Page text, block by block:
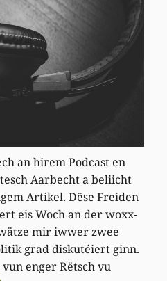
an hirem Podcast en
Aarbecht a beliicht
Artikel. Dëse Freiden
eis Woch an der woxx-
mir iwwer zwee
grad diskutéiert ginn.
enger Rëtsch vu